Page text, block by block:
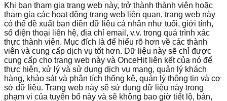
Khi bạn tham gia trang web này, trở thành thành viên hoặc
tham gia các hoạt động trang web liên quan, trang web này
có thể đề xuất bạn điền dữ liệu cá nhân như tuổi, giới tính,
số điện thoại liên hệ, địa chỉ email, v.v. trong quá trình xác
thực thành viên. Mục đích là để hiểu rõ hơn về các thành
viên và cung cấp dịch vụ tốt hơn. Dữ liệu này sẽ chỉ được
cung cấp cho trang web này và OnceHit liên kết của nó để
thực hiện, xử lý và sử dụng dịch vụ mạng, quản lý khách
hàng, khảo sát và phân tích thống kê, quản lý thông tin và cơ
sở dữ liệu. Trang web này sẽ sử dụng dữ liệu này trong
phạm vi của tuyên bố này và sẽ không bao giờ tiết lộ, bán,